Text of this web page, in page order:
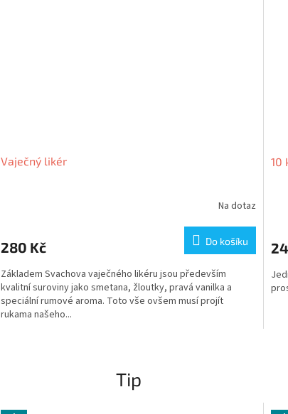
Vaječný likér
Na dotaz
280 Kč Do košíku
Základem Svachova vaječného likéru jsou především
kvalitní suroviny jako smetana, žloutky, pravá vanilka a
speciální rumové aroma. Toto vše ovšem musí projít
rukama našeho...
10
Tip